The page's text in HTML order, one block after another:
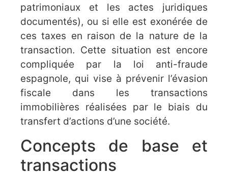
patrimoniaux et les actes juridiques
documentés), ou si elle est exonérée de
ces taxes en raison de la nature de la
transaction. Cette situation est encore
compliquée par la loi anti-fraude
espagnole, qui vise à prévenir l’évasion
fiscale dans les transactions
immobilières réalisées par le biais du
transfert d’actions d’une société.
Concepts de base et
transactions